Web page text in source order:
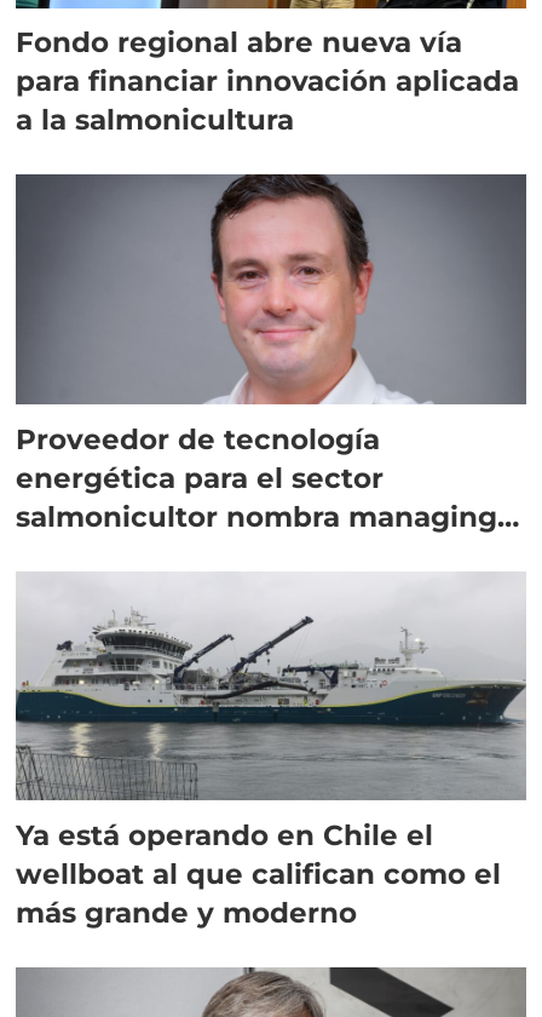
Fondo regional abre nueva vía
para financiar innovación aplicada
a la salmonicultura
Proveedor de tecnología
energética para el sector
salmonicultor nombra managing
Ya está operando en Chile el
wellboat al que califican como el
más grande y moderno